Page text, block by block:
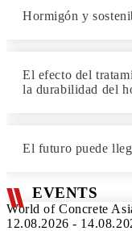
Hormigón y
El efecto del
la durabilidad del
El futuro puede
EVENTS
World of Concrete
12.08.2026 -